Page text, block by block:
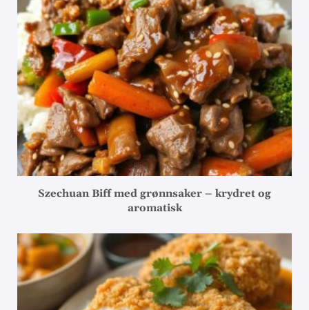
Szechuan Biff med grønnsaker – krydret og
aromatisk